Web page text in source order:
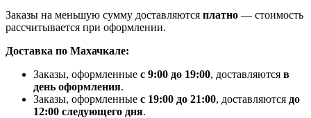
Заказы на меньшую сумму доставляются платно — стоимость
рассчитывается при оформлении.
Доставка по Махачкале:
Заказы, оформленные с 9:00 до 19:00, доставляются в
день оформления.
Заказы, оформленные с 19:00 до 21:00, доставляются до
12:00 следующего дня.